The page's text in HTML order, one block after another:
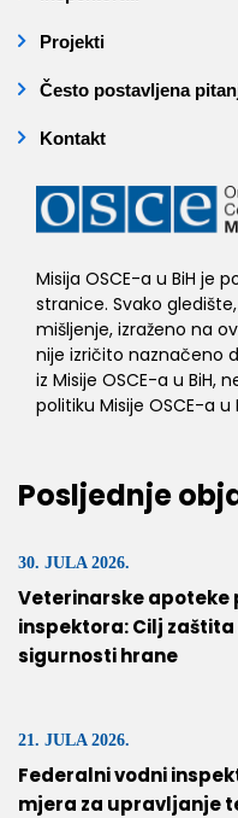
Projekti
Često postavljena
Kontakt
Misija OSCE-a u BiH je
stranice. Svako
mišljenje, izraženo na
nije izričito naznačeno
iz Misije OSCE-a u BiH,
politiku Misije OSCE-a u
Posljednje
30. JULA 2026.
Veterinarske apoteke
inspektora: Cilj
sigurnosti hrane
21. JULA 2026.
Federalni vodni
mjera za upravljanje